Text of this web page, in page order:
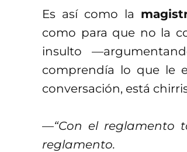
Es así como la
como para que no la
insulto
comprendía lo que le
conversación, está
—“Con el reglamento
reglamento.